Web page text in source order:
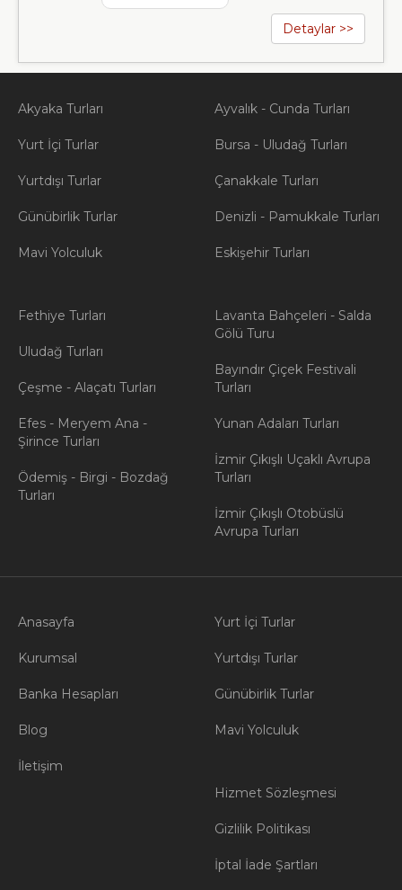
Detaylar >>
Akyaka Turları
Yurt İçi Turlar
Yurtdışı Turlar
Günübirlik Turlar
Mavi Yolculuk
Ayvalık - Cunda Turları
Bursa - Uludağ Turları
Çanakkale Turları
Denizli - Pamukkale Turları
Eskişehir Turları
Fethiye Turları
Uludağ Turları
Çeşme - Alaçatı Turları
Efes - Meryem Ana -
Şirince Turları
Ödemiş - Birgi - Bozdağ
Turları
Lavanta Bahçeleri - Salda
Gölü Turu
Bayındır Çiçek Festivali
Turları
Yunan Adaları Turları
İzmir Çıkışlı Uçaklı Avrupa
Turları
İzmir Çıkışlı Otobüslü
Avrupa Turları
Anasayfa
Kurumsal
Banka Hesapları
Blog
İletişim
Yurt İçi Turlar
Yurtdışı Turlar
Günübirlik Turlar
Mavi Yolculuk
Hizmet Sözleşmesi
Gizlilik Politikası
İptal İade Şartları